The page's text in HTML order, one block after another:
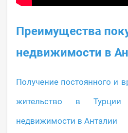
Преимущества
недвижимости в
Получение постоянного и
жительство в Турции
недвижимости в Анталии